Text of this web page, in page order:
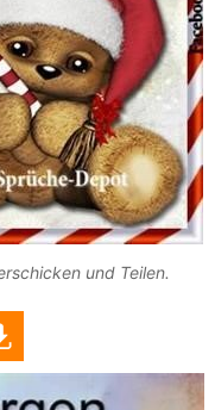
und Teilen.